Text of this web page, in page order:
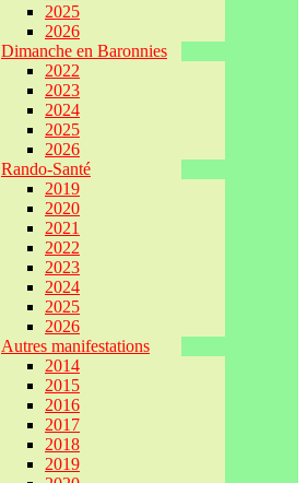
2025
2026
Dimanche en Baronnies
2022
2023
2024
2025
2026
Rando-Santé
2019
2020
2021
2022
2023
2024
2025
2026
Autres manifestations
2014
2015
2016
2017
2018
2019